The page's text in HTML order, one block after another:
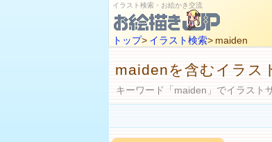
イラスト検索・お絵かき交流
トップ> イラスト検索> maiden
maidenを含むイラス
キーワード「maiden」でイラスト